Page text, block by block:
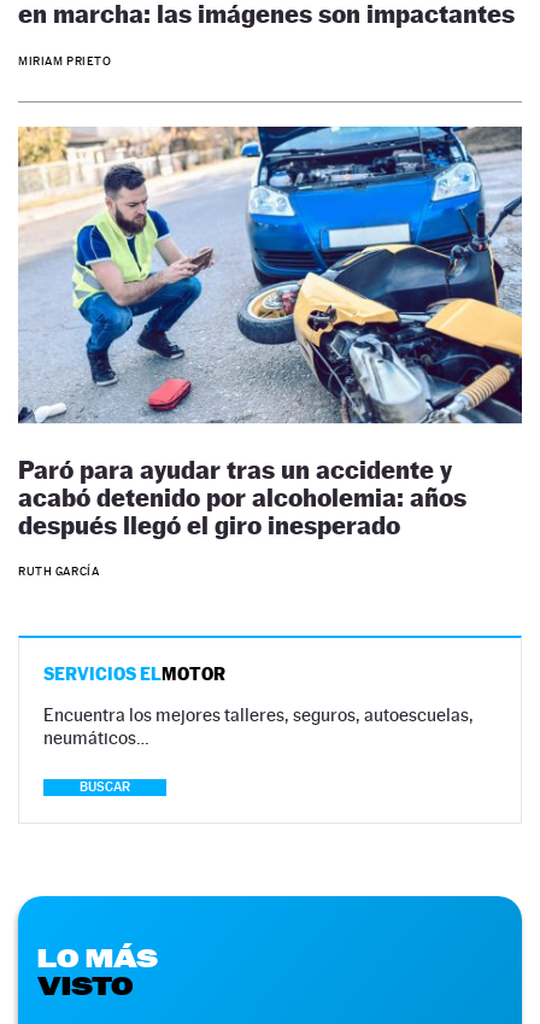
en marcha: las imágenes son impactantes
MIRIAM PRIETO
Paró para ayudar tras un accidente y
acabó detenido por alcoholemia: años
después llegó el giro inesperado
RUTH GARCÍA
SERVICIOS ELMOTOR
Encuentra los mejores talleres, seguros, autoescuelas,
neumáticos…
BUSCAR
LO MÁS
VISTO